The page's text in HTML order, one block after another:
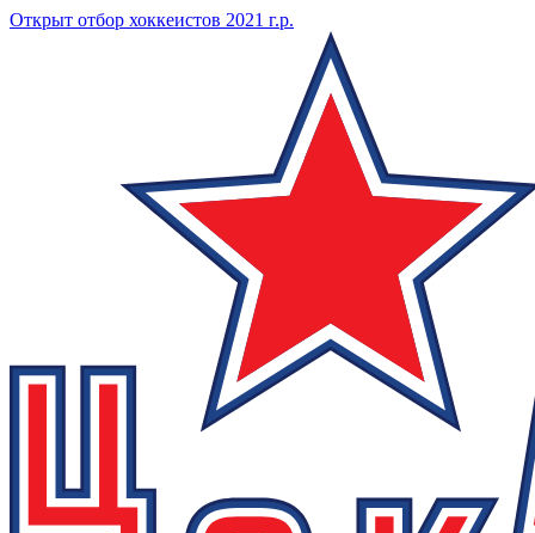
Открыт отбор хоккеистов 2021 г.р.